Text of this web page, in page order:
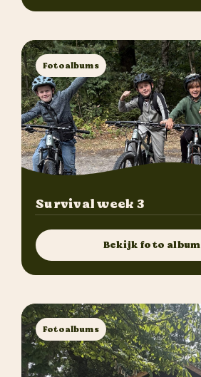
Fotoalbums
Survival week 3
Bekijk foto album
Fotoalbums